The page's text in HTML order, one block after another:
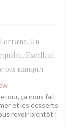
Un
Excellent
pas manquer.
ça nous fait
et les desserts
revoir bientôt !